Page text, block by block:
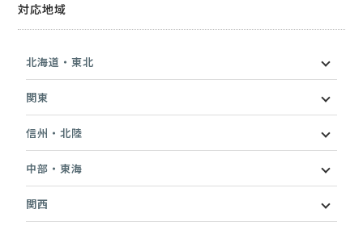
対応地域
北海道・東北
関東
信州・北陸
中部・東海
関西